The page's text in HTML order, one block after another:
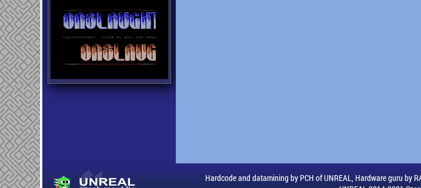
Hardcode and datamining by PCH of UNREAL, Hardware guru by